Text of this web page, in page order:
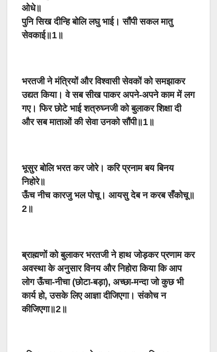
ओधे॥
पुनि सिख दीन्हि बोलि लघु भाई। सौंपी सकल मातु
सेवकाई॥1॥
भरतजी ने मंत्रियों और विश्वासी सेवकों को समझाकर
उद्यत किया। वे सब सीख पाकर अपने-अपने काम में लग
गए। फिर छोटे भाई शत्रुघ्नजी को बुलाकर शिक्षा दी
और सब माताओं की सेवा उनको सौंपी॥1॥
भूसुर बोलि भरत कर जोरे। करि प्रनाम बय बिनय
निहोरे॥
ऊँच नीच कारजु भल पोचू। आयसु देब न करब सँकोचू॥
2॥
ब्राह्मणों को बुलाकर भरतजी ने हाथ जोड़कर प्रणाम कर
अवस्था के अनुसार विनय और निहोरा किया कि आप
लोग ऊँचा-नीचा (छोटा-बड़ा), अच्छा-मन्दा जो कुछ भी
कार्य हो, उसके लिए आज्ञा दीजिएगा। संकोच न
कीजिएगा॥2॥